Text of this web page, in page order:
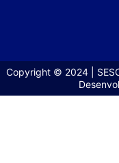
Copyright © 2024 |